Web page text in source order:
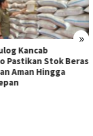
»
ITB Terapkan Nilai
Lokal sebagai
Penanganan
Tanjung Pura,